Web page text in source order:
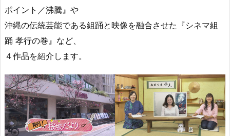
ポイント／沸騰』や
沖縄の伝統芸能である組踊と映像を融合させた『シネマ組
踊 孝行の巻』など、
４作品を紹介します。